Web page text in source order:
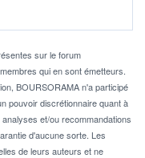
au PEA.
sur le forum
qui en sont émetteurs.
BOURSORAMA n'a participé
pouvoir discrétionnaire quant à
et/ou recommandations
d'aucune sorte. Les
de leurs auteurs et ne